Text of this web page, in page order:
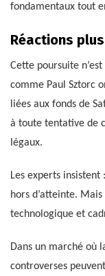
fondamentaux tout
Réactions
Cette poursuite
comme Paul Sztorc
liées aux fonds de
à toute tentative de
légaux.
Les experts insistent
hors d’atteinte.
technologique et
Dans un marché où
controverses